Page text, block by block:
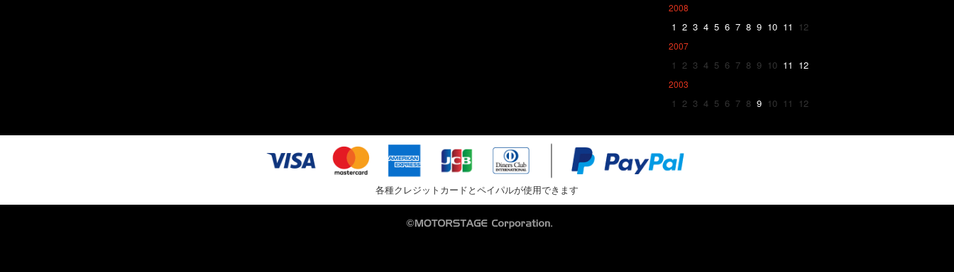
2008
1 2 3 4 5 6 7 8 9 10 11 12
2007
1 2 3 4 5 6 7 8 9 10 11 12
2003
1 2 3 4 5 6 7 8 9 10 11 12
各種クレジットカードとペイパルが使用できます